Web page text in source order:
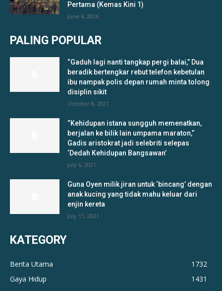
Pertama (Kemas Kini 1)
June 6, 2026
PALING POPULAR
“Gaduh lagi nanti tangkap pergi balai,” Dua
beradik bertengkar rebut telefon kebetulan
ibu nampak polis depan rumah minta tolong
disiplin sikit
October 8, 2021
“Kehidupan istana sungguh memenatkan,
berjalan ke bilik lain umpama maraton,”
Gadis aristokrat jadi selebriti selepas
‘Dedah Kehidupan Bangsawan’
July 6, 2021
Guna Oyen milik jiran untuk ‘bincang’ dengan
anak kucing yang tidak mahu keluar dari
enjin kereta
July 11, 2021
KATEGORY
Berita Utama
1732
Gaya Hidup
1431